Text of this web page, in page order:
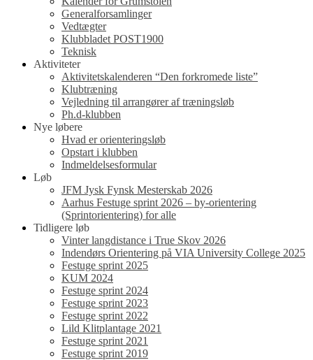
Generalforsamlinger
Vedtægter
Klubbladet POST1900
Teknisk
Aktiviteter
Aktivitetskalenderen “Den forkromede liste”
Klubtræning
Vejledning til arrangører af træningsløb
Ph.d-klubben
Nye løbere
Hvad er orienteringsløb
Opstart i klubben
Indmeldelsesformular
Løb
JFM Jysk Fynsk Mesterskab 2026
Aarhus Festuge sprint 2026 – by-orientering
(Sprintorientering) for alle
Tidligere løb
Vinter langdistance i True Skov 2026
Indendørs Orientering på VIA University College 2025
Festuge sprint 2025
KUM 2024
Festuge sprint 2024
Festuge sprint 2023
Festuge sprint 2022
Lild Klitplantage 2021
Festuge sprint 2021
Festuge sprint 2019